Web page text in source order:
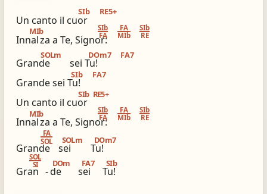
Un canto il cuor
SIb RE5+
Innal
MIb
za a Te, Signor:
SIb
FA
FA
MIb
SIb
RE
Grande
SOLm
sei Tu!
DOm7 FA7
Grande sei Tu!
SIb FA7
Un canto il cuor
SIb RE5+
Innal
MIb
za a Te, Signor:
SIb
FA
FA
MIb
SIb
RE
Grande
FA
SOL
sei
SOLm
Tu!
DOm7
Gran
SOL
SI
-de
DOm
sei
FA7
Tu!
SIb